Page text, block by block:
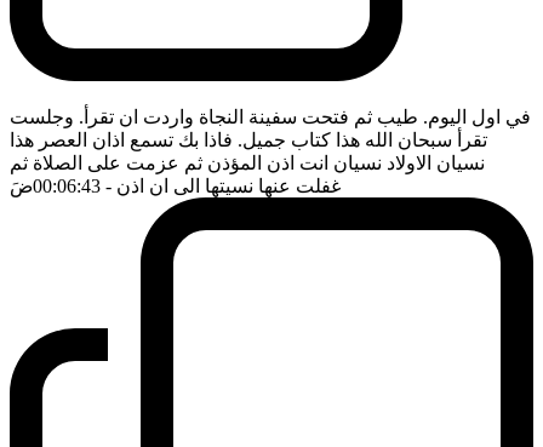
في اول اليوم. طيب ثم فتحت سفينة النجاة واردت ان تقرأ. وجلست
تقرأ سبحان الله هذا كتاب جميل. فاذا بك تسمع اذان العصر هذا
نسيان الاولاد نسيان انت اذن المؤذن ثم عزمت على الصلاة ثم
غفلت عنها نسيتها الى ان اذن - 00:06:43 ضَ